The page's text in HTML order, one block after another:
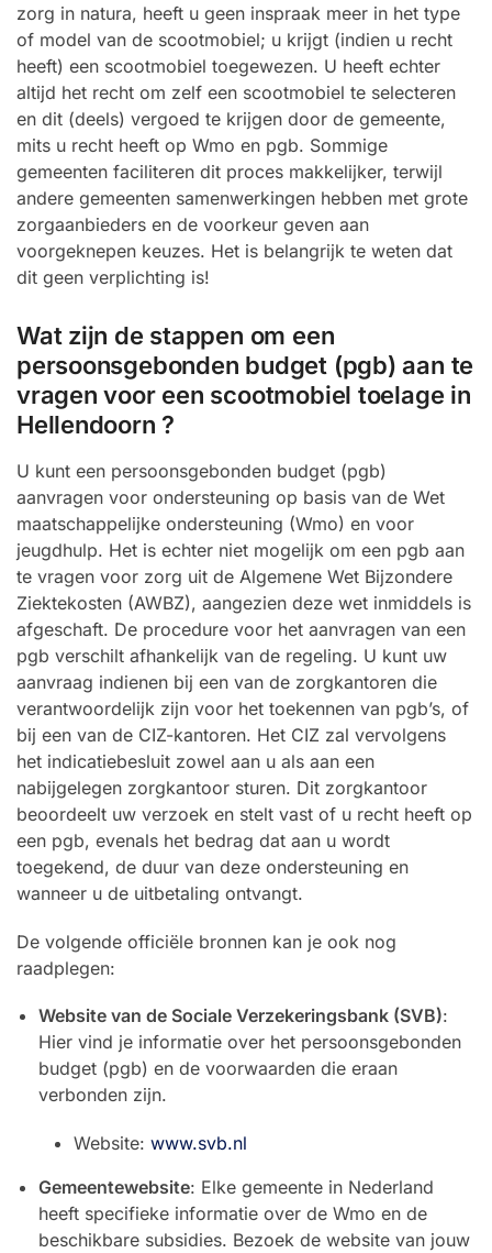
zorg in natura, heeft u geen inspraak meer in het type
of model van de scootmobiel; u krijgt (indien u recht
heeft) een scootmobiel toegewezen. U heeft echter
altijd het recht om zelf een scootmobiel te selecteren
en dit (deels) vergoed te krijgen door de gemeente,
mits u recht heeft op Wmo en pgb. Sommige
gemeenten faciliteren dit proces makkelijker, terwijl
andere gemeenten samenwerkingen hebben met grote
zorgaanbieders en de voorkeur geven aan
voorgeknepen keuzes. Het is belangrijk te weten dat
dit geen verplichting is!
Wat zijn de stappen om een
persoonsgebonden budget (pgb) aan te
vragen voor een scootmobiel toelage in
Hellendoorn ?
U kunt een persoonsgebonden budget (pgb)
aanvragen voor ondersteuning op basis van de Wet
maatschappelijke ondersteuning (Wmo) en voor
jeugdhulp. Het is echter niet mogelijk om een pgb aan
te vragen voor zorg uit de Algemene Wet Bijzondere
Ziektekosten (AWBZ), aangezien deze wet inmiddels is
afgeschaft. De procedure voor het aanvragen van een
pgb verschilt afhankelijk van de regeling. U kunt uw
aanvraag indienen bij een van de zorgkantoren die
verantwoordelijk zijn voor het toekennen van pgb’s, of
bij een van de CIZ-kantoren. Het CIZ zal vervolgens
het indicatiebesluit zowel aan u als aan een
nabijgelegen zorgkantoor sturen. Dit zorgkantoor
beoordeelt uw verzoek en stelt vast of u recht heeft op
een pgb, evenals het bedrag dat aan u wordt
toegekend, de duur van deze ondersteuning en
wanneer u de uitbetaling ontvangt.
De volgende officiële bronnen kan je ook nog
raadplegen:
Website van de Sociale Verzekeringsbank (SVB):
Hier vind je informatie over het persoonsgebonden
budget (pgb) en de voorwaarden die eraan
verbonden zijn.
Website: www.svb.nl
Gemeentewebsite: Elke gemeente in Nederland
heeft specifieke informatie over de Wmo en de
beschikbare subsidies. Bezoek de website van jouw